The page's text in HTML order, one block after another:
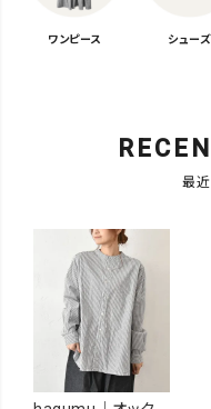
ワンピース シューズ
最